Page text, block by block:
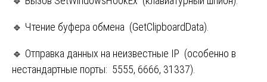
🔹 Чтение буфера обмена (GetClipboardData).
🔹 Отправка данных на неизвестные IP (особенно в
нестандартные порты: 5555, 6666, 31337).